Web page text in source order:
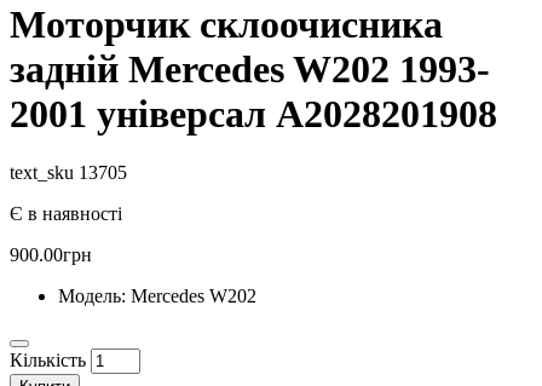
Моторчик склоочисника
задній Mercedes W202 1993-
2001 універсал A2028201908
text_sku 13705
Є в наявності
900.00грн
Модель: Mercedes W202
Кількість